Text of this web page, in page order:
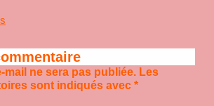
mail ne sera pas publiée. Les
sont indiqués avec *